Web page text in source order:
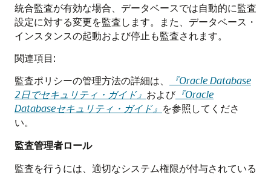
統合監査が有効な場合、データベースでは自動的に監査
設定に対する変更を監査します。また、データベース・
インスタンスの起動および停止も監査されます。
関連項目:
監査ポリシーの管理方法の詳細は、
『Oracle Database
2日でセキュリティ・ガイド』 および『Oracle
Databaseセキュリティ・ガイド』 を参照してくださ
い。
監査管理者ロール
監査を行うには、適切なシステム権限が付与されている